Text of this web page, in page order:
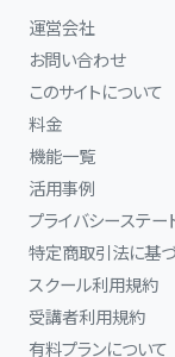
運営会社
お問い合わせ
このサイトについて
料金
機能一覧
活用事例
プライバシーステー
特定商取引法に基
スクール利用規約
受講者利用規約
有料プランについて